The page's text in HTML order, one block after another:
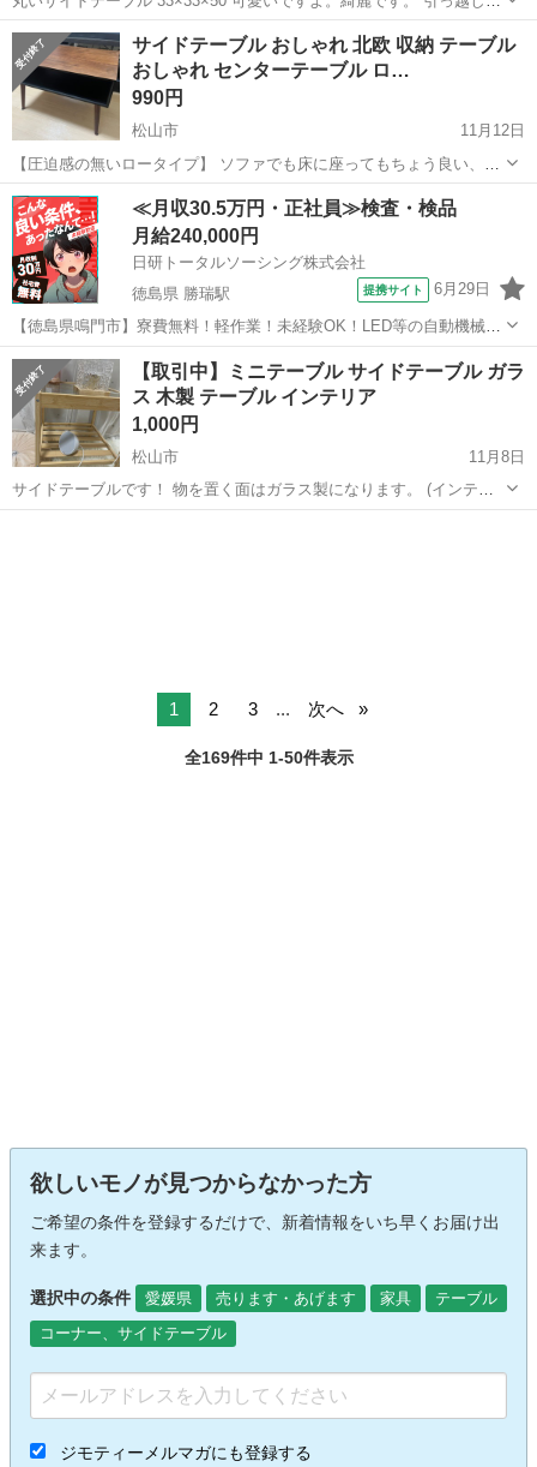
ため、11月30日迄に取りに来ていただける方に。 よろしくお願いしま
す。
愛媛 松山市 衣山駅 テーブル サイドテーブル
サイドテーブル おしゃれ 北欧 収納 テーブル
おしゃれ センターテーブル ロ…
990円
松山市
11月12日
【圧迫感の無いロータイプ】 ソファでも床に座ってもちょう良い、使
いやすい高さ。 【コンパクトな天板】 ノートパソコンや本を広げた
り、ちょっとした作業をするのにも使いやすい。 【お手入れしやす
い】 天板は合成...
愛媛 松山市 テーブル サイドテーブル
≪月収30.5万円・正社員≫検査・検品
月給240,000円
日研トータルソーシング株式会社
徳島県 勝瑞駅
提携サイト 6月29日
【徳島県鳴門市】寮費無料！軽作業！未経験OK！LED等の自動機械加
工・検査・梱包・データ入力《お仕事No.NS0560》 お仕事について ス
マートフォンやパソコン、車などに使われるLED等の電子部品の製造
とそれに付帯する作...
徳島 鳴門市 勝瑞駅
【取引中】ミニテーブル サイドテーブル ガラ
ス 木製 テーブル インテリア
1,000円
松山市
11月8日
サイドテーブルです！ 物を置く面はガラス製になります。 (インテリ
アなどは付属品ではないです。) 使っておりませんので 美品です。 イ
1 2 3 ... 次へ
全169件中 1-50件表示
欲しいモノが見つからなかった方
ご希望の条件を登録するだけで、新着情報をいち早くお届け出
来ます。
選択中の条件 愛媛県 売ります・あげます 家具
テーブル
コーナー、サイドテーブル
ジモティーメルマガにも登録する